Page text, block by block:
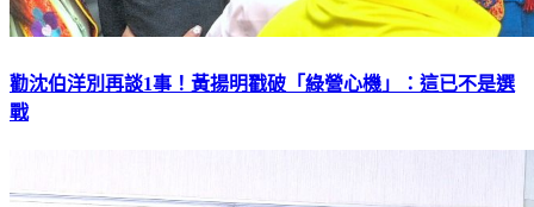
勸沈伯洋別再談1事！黃揚明戳破「綠營心機」：這已不是選
戰